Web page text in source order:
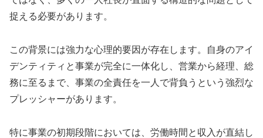
捉える必要があります。
この背景には強力な心理的要因が存在します。自身のアイ
デンティティと事業が完全に一体化し、営業から経理、総
務に至るまで、事業の全責任を一人で背負うという強烈な
プレッシャーがあります。
特に事業の初期段階においては、労働時間と収入が直結し